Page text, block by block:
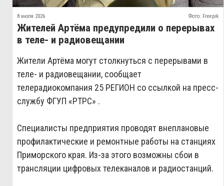
8 июля 2026 Фото: Freepik
Жителей Артёма предупредили о перерывах
в теле‑ и радиовещании
Жители Артёма могут столкнуться с перерывами в
теле‑ и радиовещании, сообщает
телерадиокомпания 25 РЕГИОН со ссылкой на пресс-
службу ФГУП «РТРС» .
Специалисты предприятия проводят внеплановые
профилактические и ремонтные работы на станциях
Приморского края. Из‑за этого возможны сбои в
трансляции цифровых телеканалов и радиостанций.